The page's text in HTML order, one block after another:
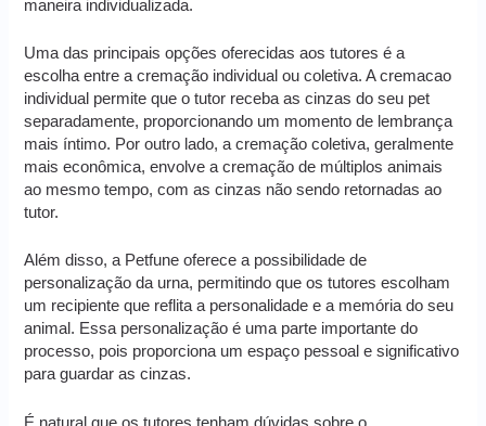
maneira individualizada.
Uma das principais opções oferecidas aos tutores é a
escolha entre a cremação individual ou coletiva. A cremacao
individual permite que o tutor receba as cinzas do seu pet
separadamente, proporcionando um momento de lembrança
mais íntimo. Por outro lado, a cremação coletiva, geralmente
mais econômica, envolve a cremação de múltiplos animais
ao mesmo tempo, com as cinzas não sendo retornadas ao
tutor.
Além disso, a Petfune oferece a possibilidade de
personalização da urna, permitindo que os tutores escolham
um recipiente que reflita a personalidade e a memória do seu
animal. Essa personalização é uma parte importante do
processo, pois proporciona um espaço pessoal e significativo
para guardar as cinzas.
É natural que os tutores tenham dúvidas sobre o